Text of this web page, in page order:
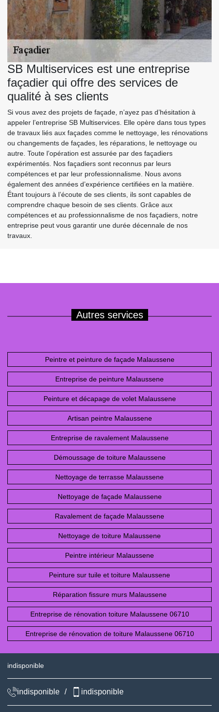
SB Multiservices est une entreprise
façadier qui offre des services de
qualité à ses clients
Si vous avez des projets de façade, n’ayez pas d’hésitation à
appeler l’entreprise SB Multiservices. Elle opère dans tous types
de travaux liés aux façades comme le nettoyage, les rénovations
ou changements de façades, les réparations, le nettoyage ou
autre. Toute l’opération est assurée par des façadiers
expérimentés. Nos façadiers sont reconnus par leurs
compétences et par leur professionnalisme. Nous avons
également des années d’expérience certifiées en la matière.
Étant toujours à l’écoute de ses clients, ils sont capables de
comprendre chaque besoin de ses clients. Grâce aux
compétences et au professionnalisme de nos façadiers, notre
entreprise peut vous garantir une durée décennale de nos
travaux.
Autres services
Peintre et peinture de façade Malaussene
Entreprise de peinture Malaussene
Peinture et décapage de volet Malaussene
Artisan peintre Malaussene
Entreprise de ravalement Malaussene
Démoussage de toiture Malaussene
Nettoyage de terrasse Malaussene
Nettoyage de façade Malaussene
Ravalement de façade Malaussene
Nettoyage de toiture Malaussene
Peintre intérieur Malaussene
Peinture sur tuile et toiture Malaussene
Réparation fissure murs Malaussene
Entreprise de rénovation toiture Malaussene 06710
Entreprise de rénovation de toiture Malaussene 06710
indisponible
indisponible / indisponible